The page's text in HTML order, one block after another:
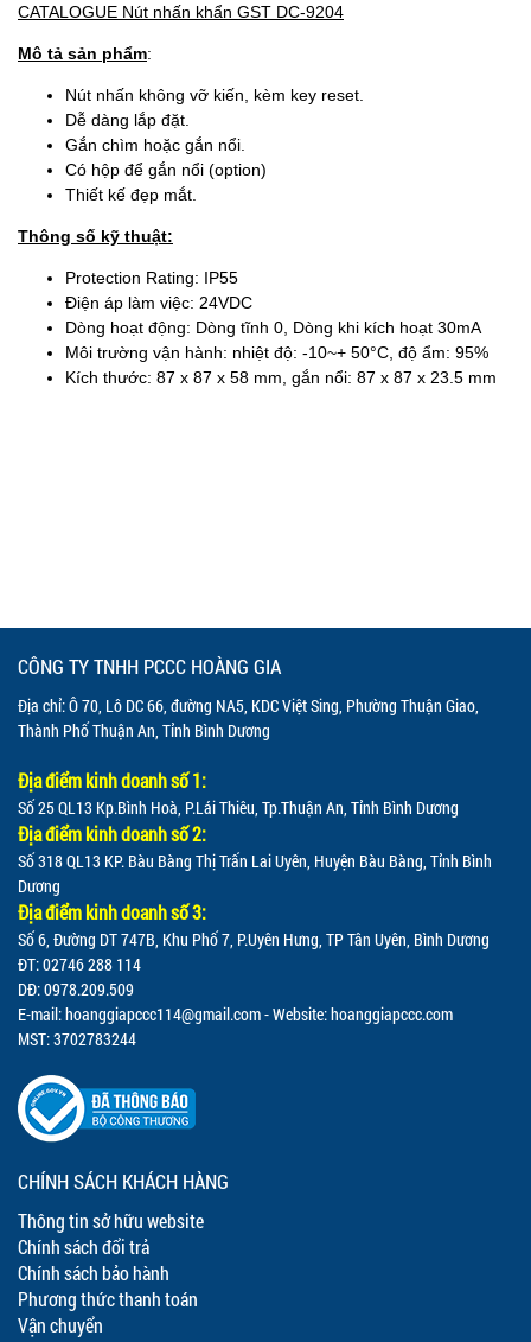
CATALOGUE Nút nhấn khẩn GST DC-9204
Mô tả sản phẩm:
Nút nhấn không vỡ kiến, kèm key reset.
Dễ dàng lắp đặt.
Gắn chìm hoặc gắn nổi.
Có hộp để gắn nổi (option)
Thiết kế đẹp mắt.
Thông số kỹ thuật:
Protection Rating: IP55
Điện áp làm việc: 24VDC
Dòng hoạt động: Dòng tĩnh 0, Dòng khi kích hoạt 30mA
Môi trường vận hành: nhiệt độ: -10~+ 50°C, độ ẩm: 95%
Kích thước: 87 x 87 x 58 mm, gắn nổi: 87 x 87 x 23.5 mm
CÔNG TY TNHH PCCC HOÀNG GIA
Địa chỉ: Ô 70, Lô DC 66, đường NA5, KDC Việt Sing, Phường Thuận Giao,
Thành Phố Thuận An, Tỉnh Bình Dương
Địa điểm kinh doanh số 1:
Số 25 QL13 Kp.Bình Hoà, P.Lái Thiêu, Tp.Thuận An, Tỉnh Bình Dương
Địa điểm kinh doanh số 2:
Số 318 QL13 KP. Bàu Bàng Thị Trấn Lai Uyên, Huyện Bàu Bàng, Tỉnh Bình
Dương
Địa điểm kinh doanh số 3:
Số 6, Đường DT 747B, Khu Phố 7, P.Uyên Hưng, TP Tân Uyên, Bình Dương
ĐT: 02746 288 114
DĐ: 0978.209.509
E-mail:hoanggiapccc114@gmail.com- Website: hoanggiapccc.com
MST: 3702783244
CHÍNH SÁCH KHÁCH HÀNG
Thông tin sở hữu website
Chính sách đổi trả
Chính sách bảo hành
Phương thức thanh toán
Vận chuyển